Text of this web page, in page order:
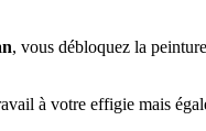
, vous débloquez la
à votre effigie mais